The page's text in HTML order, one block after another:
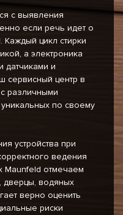
с выявления
если речь идет о
Каждый цикл стирки
а электроника
датчиками и
сервисный центр в
различными
по своему
устройства при
ведения
Maunfeld отмечаем
дверцы, водяных
верно оценить
риски